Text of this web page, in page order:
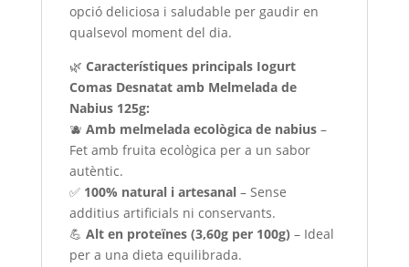
opció deliciosa i saludable per gaudir en
qualsevol moment del dia.
🌿 Característiques principals Iogurt
Comas Desnatat amb Melmelada de
Nabius 125g:
🫐 Amb melmelada ecològica de nabius–
Fet amb fruita ecològica per a un sabor
autèntic.
✅ 100% natural i artesanal– Sense
additius artificials ni conservants.
💪 Alt en proteïnes (3,60g per 100g) – Ideal
per a una dieta equilibrada.